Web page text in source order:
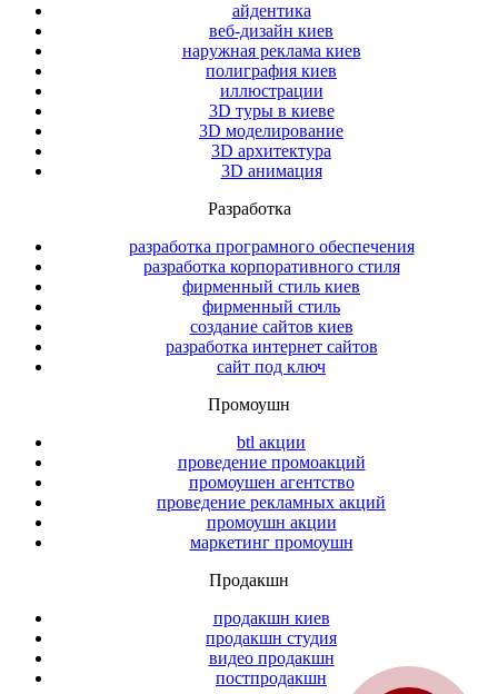
айдентика
веб-дизайн киев
наружная реклама киев
полиграфия киев
иллюстрации
3D туры в киеве
3D моделирование
3D архитектура
3D анимация
Разработка
разработка програмного обеспечения
разработка корпоративного стиля
фирменный стиль киев
фирменный стиль
создание сайтов киев
разработка интернет сайтов
сайт под ключ
Промоушн
btl акции
проведение промоакций
промоушен агентство
проведение рекламных акций
промоушн акции
маркетинг промоушн
Продакшн
продакшн киев
продакшн студия
видео продакшн
постпродакшн